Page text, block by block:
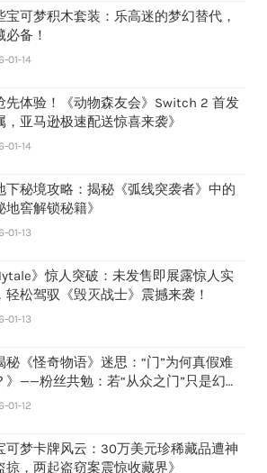
宝可梦积木套装：乐高迷的梦幻替代，
必备！
01-14
先体验！《动物森友会》Switch 2 首发
，亚马逊极速配送惊喜来袭》
01-14
下秘境攻略：揭秘《弧线突袭者》中的
地窖解锁秘籍》
01-13
》惊人突破：未发售即展露惊人实
轻松驾驭《毁灭战士》震撼来袭！
01-13
秘《怪奇物语》迷思：“门”为何真假难
》——粉丝共勉：若“从众之门”只是幻
保持冷静，别让幻想成真！
01-12
可梦卡牌风云：30万美元珍稀藏品遭神
掠，两起盗窃案震惊收藏界》